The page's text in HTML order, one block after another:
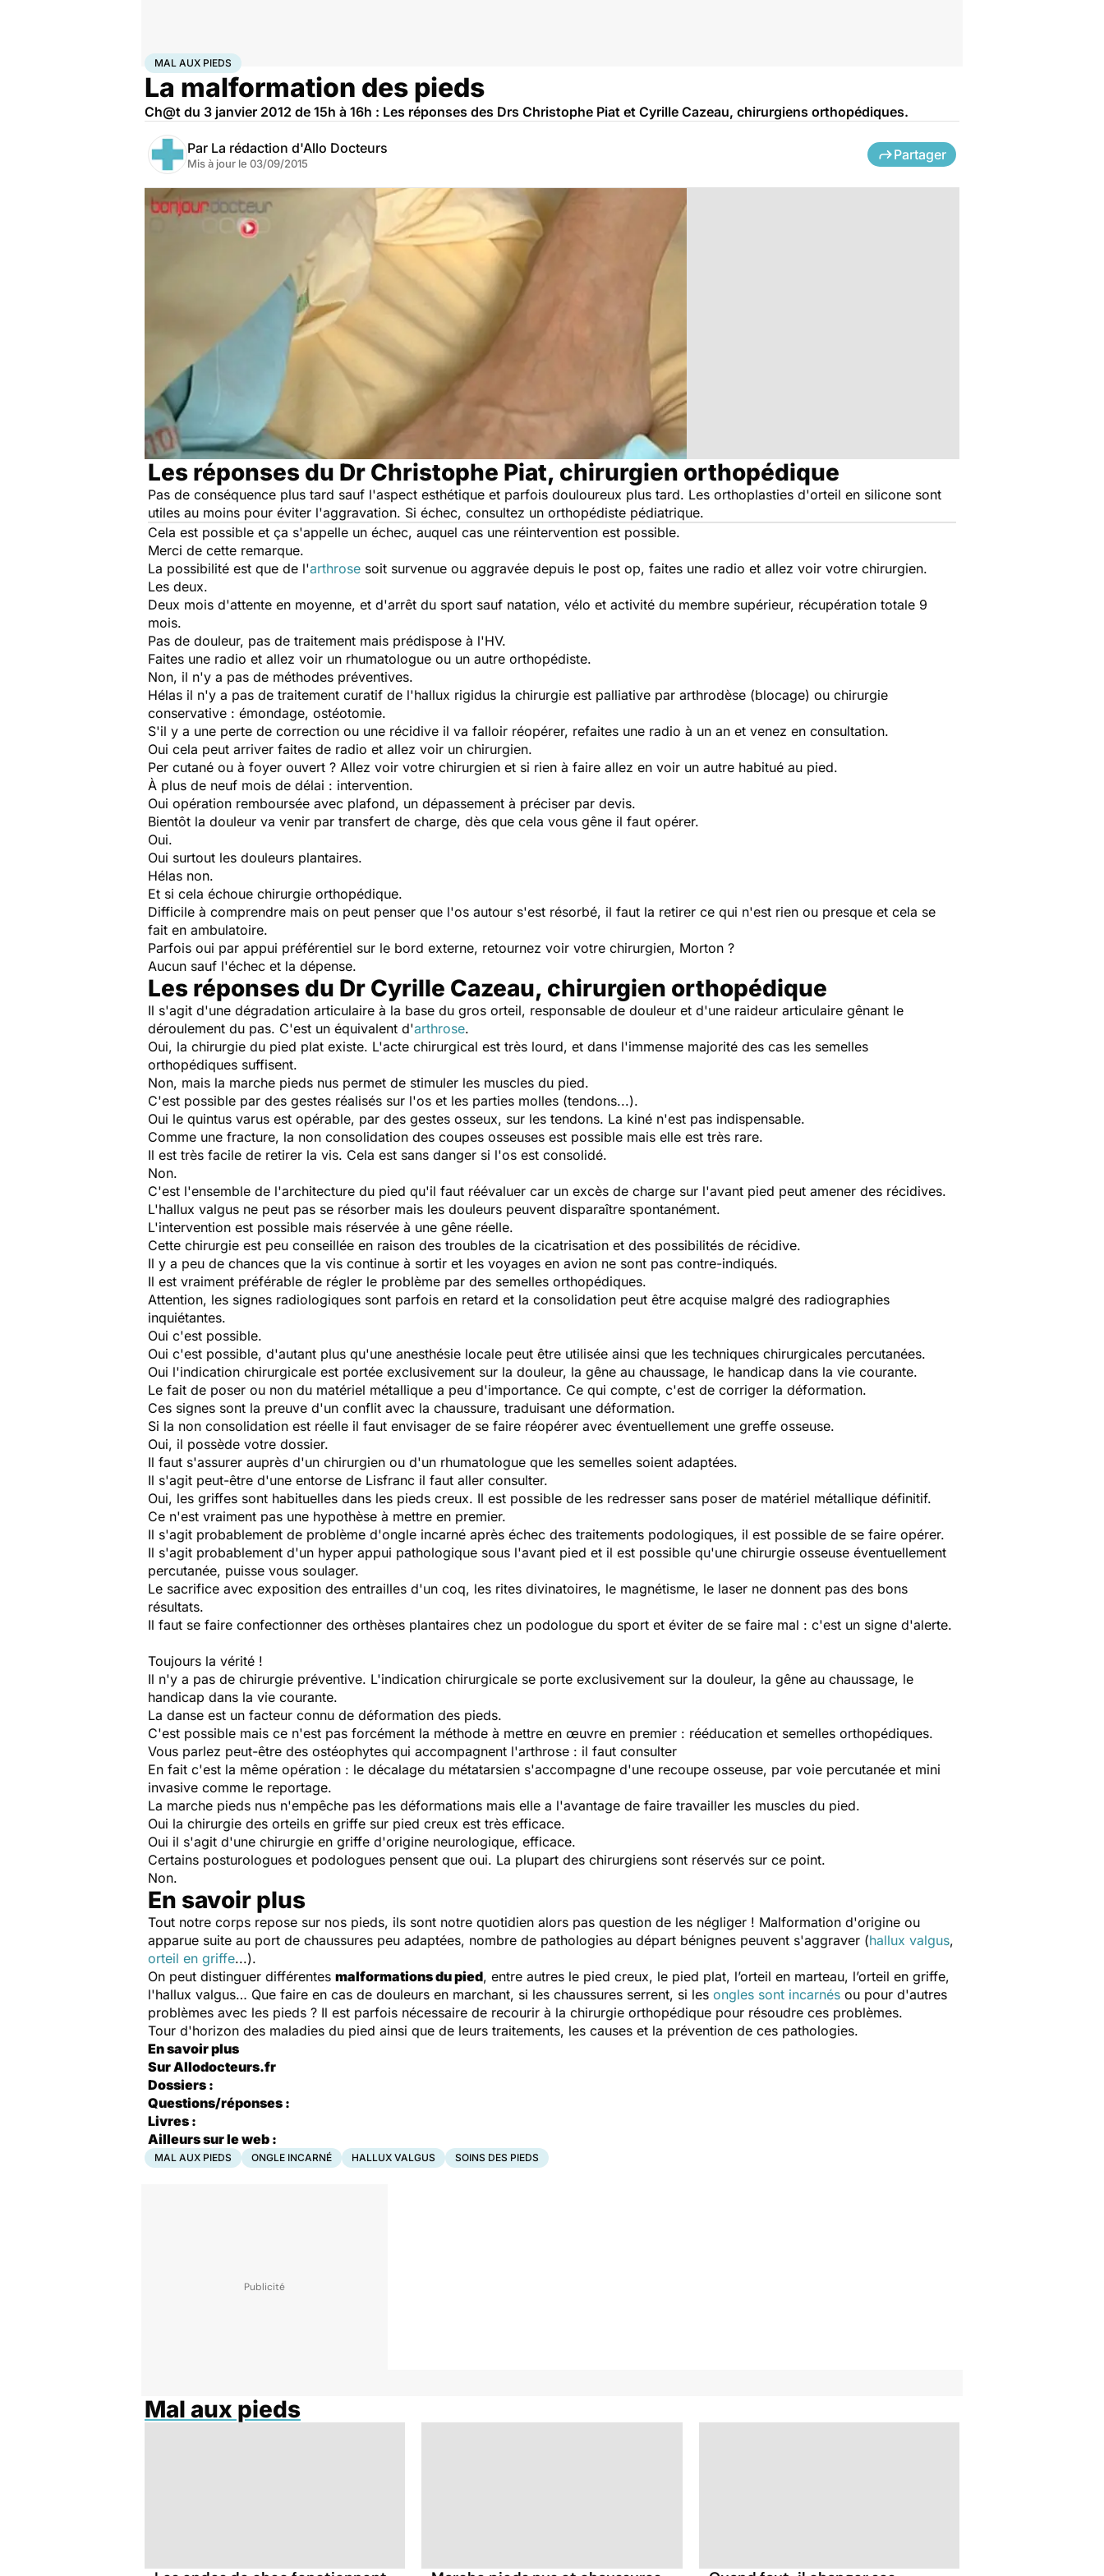
Accueil SantéMaladies
MAL AUX PIEDS
La malformation des pieds
Ch@t du 3 janvier 2012 de 15h à 16h : Les réponses des Drs Christophe Piat et Cyrille Cazeau, chirurgiens orthopédiques.
Par La rédaction d'Allo Docteurs
Mis à jour le 03/09/2015
Partager
Les réponses du Dr Christophe Piat, chirurgien orthopédique
Pas de conséquence plus tard sauf l'aspect esthétique et parfois douloureux plus tard. Les orthoplasties d'orteil en silicone sont
utiles au moins pour éviter l'aggravation. Si échec, consultez un orthopédiste pédiatrique.
Cela est possible et ça s'appelle un échec, auquel cas une réintervention est possible.
Merci de cette remarque.
La possibilité est que de l'arthrose soit survenue ou aggravée depuis le post op, faites une radio et allez voir votre chirurgien.
Les deux.
Deux mois d'attente en moyenne, et d'arrêt du sport sauf natation, vélo et activité du membre supérieur, récupération totale 9
mois.
Pas de douleur, pas de traitement mais prédispose à l'HV.
Faites une radio et allez voir un rhumatologue ou un autre orthopédiste.
Non, il n'y a pas de méthodes préventives.
Hélas il n'y a pas de traitement curatif de l'hallux rigidus la chirurgie est palliative par arthrodèse (blocage) ou chirurgie
conservative : émondage, ostéotomie.
S'il y a une perte de correction ou une récidive il va falloir réopérer, refaites une radio à un an et venez en consultation.
Oui cela peut arriver faites de radio et allez voir un chirurgien.
Per cutané ou à foyer ouvert ? Allez voir votre chirurgien et si rien à faire allez en voir un autre habitué au pied.
À plus de neuf mois de délai : intervention.
Oui opération remboursée avec plafond, un dépassement à préciser par devis.
Bientôt la douleur va venir par transfert de charge, dès que cela vous gêne il faut opérer.
Oui.
Oui surtout les douleurs plantaires.
Hélas non.
Et si cela échoue chirurgie orthopédique.
Difficile à comprendre mais on peut penser que l'os autour s'est résorbé, il faut la retirer ce qui n'est rien ou presque et cela se
fait en ambulatoire.
Parfois oui par appui préférentiel sur le bord externe, retournez voir votre chirurgien, Morton ?
Aucun sauf l'échec et la dépense.
Les réponses du Dr Cyrille Cazeau, chirurgien orthopédique
Il s'agit d'une dégradation articulaire à la base du gros orteil, responsable de douleur et d'une raideur articulaire gênant le
déroulement du pas. C'est un équivalent d'arthrose.
Oui, la chirurgie du pied plat existe. L'acte chirurgical est très lourd, et dans l'immense majorité des cas les semelles
orthopédiques suffisent.
Non, mais la marche pieds nus permet de stimuler les muscles du pied.
C'est possible par des gestes réalisés sur l'os et les parties molles (tendons...).
Oui le quintus varus est opérable, par des gestes osseux, sur les tendons. La kiné n'est pas indispensable.
Comme une fracture, la non consolidation des coupes osseuses est possible mais elle est très rare.
Il est très facile de retirer la vis. Cela est sans danger si l'os est consolidé.
Non.
C'est l'ensemble de l'architecture du pied qu'il faut réévaluer car un excès de charge sur l'avant pied peut amener des récidives.
L'hallux valgus ne peut pas se résorber mais les douleurs peuvent disparaître spontanément.
L'intervention est possible mais réservée à une gêne réelle.
Cette chirurgie est peu conseillée en raison des troubles de la cicatrisation et des possibilités de récidive.
Il y a peu de chances que la vis continue à sortir et les voyages en avion ne sont pas contre-indiqués.
Il est vraiment préférable de régler le problème par des semelles orthopédiques.
Attention, les signes radiologiques sont parfois en retard et la consolidation peut être acquise malgré des radiographies
inquiétantes.
Oui c'est possible.
Oui c'est possible, d'autant plus qu'une anesthésie locale peut être utilisée ainsi que les techniques chirurgicales percutanées.
Oui l'indication chirurgicale est portée exclusivement sur la douleur, la gêne au chaussage, le handicap dans la vie courante.
Le fait de poser ou non du matériel métallique a peu d'importance. Ce qui compte, c'est de corriger la déformation.
Ces signes sont la preuve d'un conflit avec la chaussure, traduisant une déformation.
Si la non consolidation est réelle il faut envisager de se faire réopérer avec éventuellement une greffe osseuse.
Oui, il possède votre dossier.
Il faut s'assurer auprès d'un chirurgien ou d'un rhumatologue que les semelles soient adaptées.
Il s'agit peut-être d'une entorse de Lisfranc il faut aller consulter.
Oui, les griffes sont habituelles dans les pieds creux. Il est possible de les redresser sans poser de matériel métallique définitif.
Ce n'est vraiment pas une hypothèse à mettre en premier.
Il s'agit probablement de problème d'ongle incarné après échec des traitements podologiques, il est possible de se faire opérer.
Il s'agit probablement d'un hyper appui pathologique sous l'avant pied et il est possible qu'une chirurgie osseuse éventuellement
percutanée, puisse vous soulager.
Le sacrifice avec exposition des entrailles d'un coq, les rites divinatoires, le magnétisme, le laser ne donnent pas des bons
résultats.
Il faut se faire confectionner des orthèses plantaires chez un podologue du sport et éviter de se faire mal : c'est un signe d'alerte.
Toujours la vérité !
Il n'y a pas de chirurgie préventive. L'indication chirurgicale se porte exclusivement sur la douleur, la gêne au chaussage, le
handicap dans la vie courante.
La danse est un facteur connu de déformation des pieds.
C'est possible mais ce n'est pas forcément la méthode à mettre en œuvre en premier : rééducation et semelles orthopédiques.
Vous parlez peut-être des ostéophytes qui accompagnent l'arthrose : il faut consulter
En fait c'est la même opération : le décalage du métatarsien s'accompagne d'une recoupe osseuse, par voie percutanée et mini
invasive comme le reportage.
La marche pieds nus n'empêche pas les déformations mais elle a l'avantage de faire travailler les muscles du pied.
Oui la chirurgie des orteils en griffe sur pied creux est très efficace.
Oui il s'agit d'une chirurgie en griffe d'origine neurologique, efficace.
Certains posturologues et podologues pensent que oui. La plupart des chirurgiens sont réservés sur ce point.
Non.
En savoir plus
Tout notre corps repose sur nos pieds, ils sont notre quotidien alors pas question de les négliger ! Malformation d'origine ou
apparue suite au port de chaussures peu adaptées, nombre de pathologies au départ bénignes peuvent s'aggraver (hallux valgus,
orteil en griffe...).
On peut distinguer différentes malformations du pied, entre autres le pied creux, le pied plat, l’orteil en marteau, l’orteil en griffe,
l'hallux valgus… Que faire en cas de douleurs en marchant, si les chaussures serrent, si les ongles sont incarnés ou pour d'autres
problèmes avec les pieds ? Il est parfois nécessaire de recourir à la chirurgie orthopédique pour résoudre ces problèmes.
Tour d'horizon des maladies du pied ainsi que de leurs traitements, les causes et la prévention de ces pathologies.
En savoir plus
Sur Allodocteurs.fr
Dossiers :
Questions/réponses :
Livres :
Ailleurs sur le web :
MAL AUX PIEDS ONGLE INCARNÉ HALLUX VALGUS SOINS DES PIEDS
Mal aux pieds